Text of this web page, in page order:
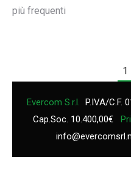
più frequenti
1
Evercom S.r.l. P.IVA/C.F.
Cap.Soc. 10.400,00€